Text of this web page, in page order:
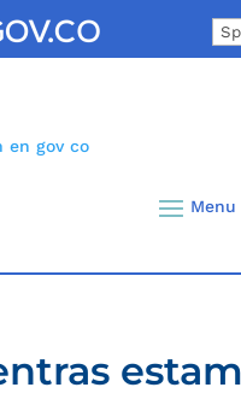
en gov co